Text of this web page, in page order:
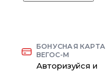
БОНУСНАЯ КАРТА
ВЕГОС-М
Авторизуйся и